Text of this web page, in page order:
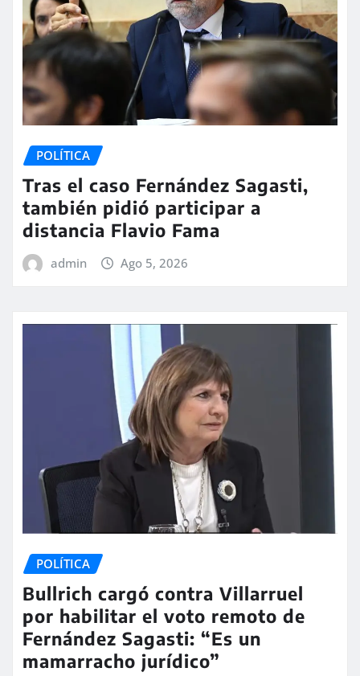
POLÍTICA
Tras el caso Fernández Sagasti,
también pidió participar a
distancia Flavio Fama
admin Ago 5, 2026
POLÍTICA
Bullrich cargó contra Villarruel
por habilitar el voto remoto de
Fernández Sagasti: “Es un
mamarracho jurídico”